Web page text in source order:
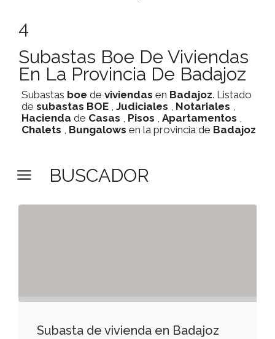
4
Subastas Boe De Viviendas
En La Provincia De Badajoz
Subastas boe de viviendas en Badajoz. Listado
de subastas BOE , Judiciales , Notariales ,
Hacienda de Casas , Pisos , Apartamentos ,
Chalets , Bungalows en la provincia de Badajoz
BUSCADOR
Subasta de vivienda en Badajoz